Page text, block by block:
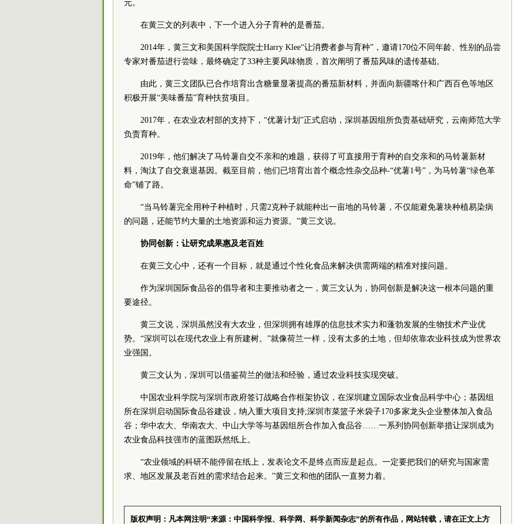
元。
在黄三文的列表中，下一个进入分子育种的是番茄。
2014年，黄三文和美国科学院院士Harry Klee“让消费者参与育种”，邀请170位不同年龄、性别的品尝
专家对番茄进行尝味，最终确定了33种主要风味物质，首次阐明了番茄风味的遗传基础。
由此，黄三文团队已合作培育出含糖量显著提高的番茄新材料，并面向新疆喀什和广西百色等地区
积极开展“美味番茄”育种扶贫项目。
2017年，在农业农村部的支持下，“优薯计划”正式启动，深圳基因组所负责基础研究，云南师范大学
负责育种。
2019年，他们解决了马铃薯自交不亲和的难题，获得了可直接用于育种的自交亲和的马铃薯新材
料，淘汰了自交衰退基因。截至目前，他们已培育出首个概念性杂交品种-“优薯1号”，为马铃薯“绿色革
命”铺了路。
“当马铃薯完全用种子种植时，只需2克种子就能种出一亩地的马铃薯，不仅能避免薯块种植易染病
的问题，还能节约大量的土地资源和运力资源。”黄三文说。
协同创新：让研究成果惠及老百姓
在黄三文心中，还有一个目标，就是通过个性化食品来解决供需两端的精准对接问题。
作为深圳国际食品谷的倡导者和主要推动者之一，黄三文认为，协同创新是解决这一根本问题的重
要途径。
黄三文说，深圳虽然没有大农业，但深圳拥有雄厚的信息技术实力和蓬勃发展的生物技术产业优
势。“深圳可以在现代农业上有所建树。”就像荷兰一样，没有太多的土地，但却依靠农业科技成为世界农
业强国。
黄三文认为，深圳可以借鉴荷兰的做法和经验，通过农业科技实现突破。
中国农业科学院与深圳市政府签订战略合作框架协议，在深圳建立国际农业食品科学中心；基因组
所在深圳启动国际食品谷建设，纳入重大项目支持;深圳市菜篮子米袋子170多家龙头企业整体加入食品
谷；华中农大、华南农大、中山大学等与基因组所合作加入食品谷……一系列协同创新举措让深圳成为
农业食品科技强市的蓝图跃然纸上。
“农业领域的科研不能停留在纸上，发表论文不是终点而应是起点。一定要把我们的研究与国家需
求、地区发展及老百姓的需求结合起来。”黄三文和他的团队一直努力着。
版权声明：凡本网注明“来源：中国科学报、科学网、科学新闻杂志”的所有作品，网站转载，请在正文上方